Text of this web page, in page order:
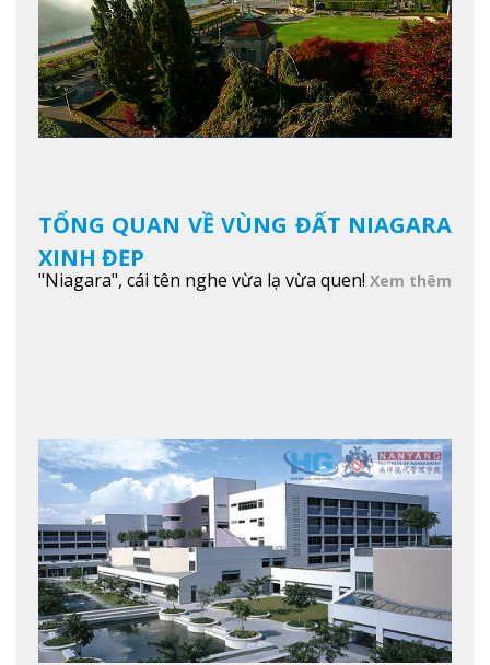
TỔNG QUAN VỀ VÙNG ĐẤT NIAGARA
XINH ĐẸP
"Niagara", cái tên nghe vừa lạ vừa quen! Xem thêm